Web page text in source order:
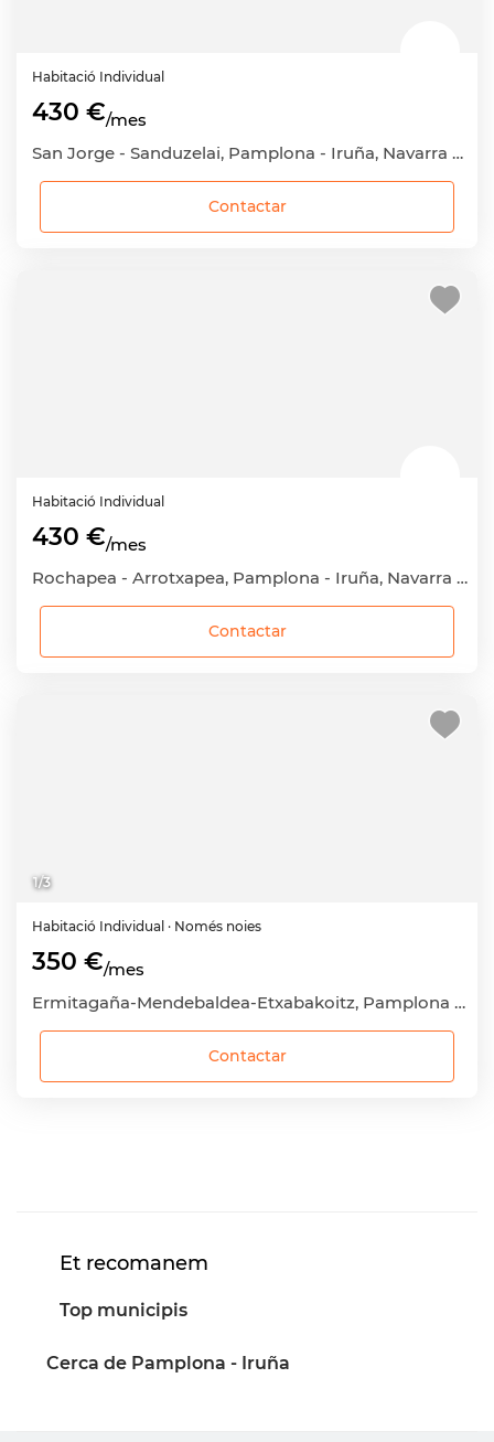
Habitació Individual
430 €/mes
San Jorge - Sanduzelai, Pamplona - Iruña, Navarra - Nafarroa
Contactar
Habitació Individual
430 €/mes
Rochapea - Arrotxapea, Pamplona - Iruña, Navarra - Nafarroa
Contactar
1/3
Habitació Individual · Només noies
350 €/mes
Ermitagaña-Mendebaldea-Etxabakoitz, Pamplona - Iruña, Navarra - Nafarroa
Contactar
Et recomanem
Top municipis
Cerca de Pamplona - Iruña